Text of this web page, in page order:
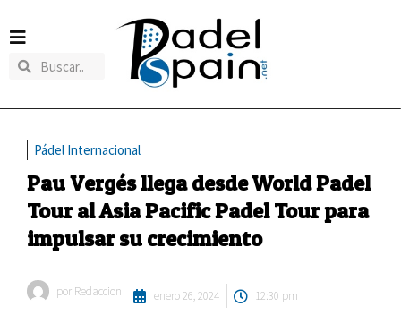
Pádel Internacional
Pau Vergés llega desde World Padel
Tour al Asia Pacific Padel Tour para
impulsar su crecimiento
por Redaccion enero 26, 2024 12:30 pm